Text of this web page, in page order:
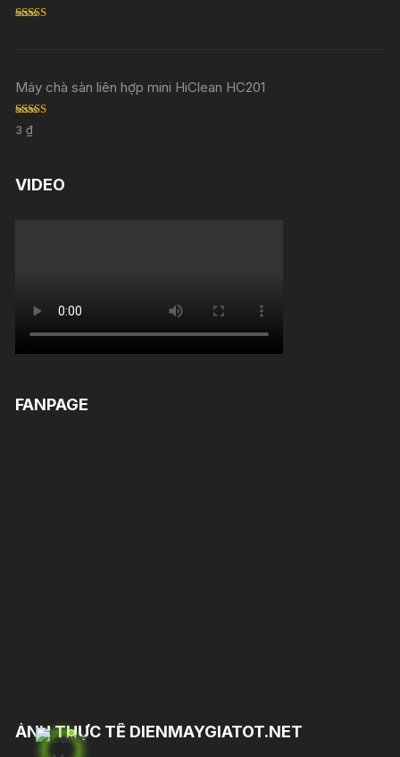
Máy chà sàn liên hợp mini HiClean HC201
Rated
out of 5
3₫
VIDEO
FANPAGE
ẢNH THỰC TẾ DIENMAYGIATOT.NET